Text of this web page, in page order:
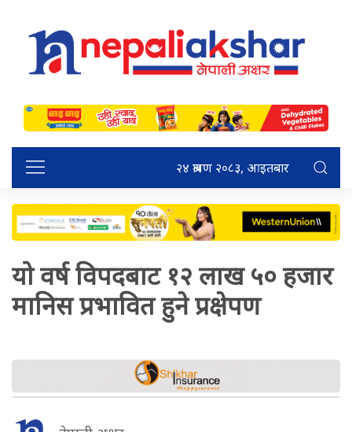
२४ श्रावण २०८३, आइतबार
यो वर्ष विपदबाट १२ लाख ५० हजार
मानिस प्रभावित हुने प्रक्षेपण